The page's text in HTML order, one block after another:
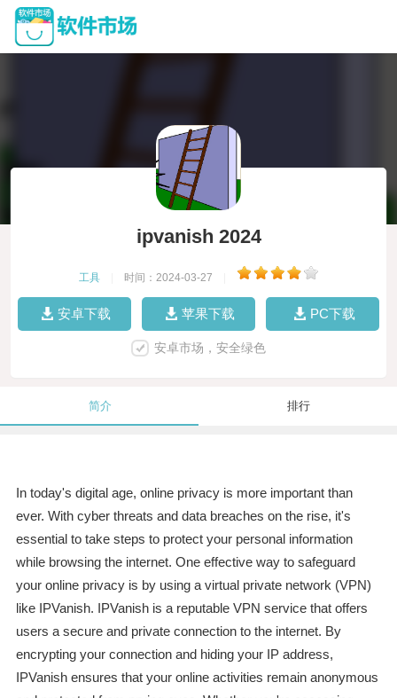
ipvanish 2024
工具 时间：2024-03-27
安卓下载 苹果下载 PC下载
安卓市场，安全绿色
简介 排行
In today's digital age, online privacy is more important than
ever. With cyber threats and data breaches on the rise, it's
essential to take steps to protect your personal information
while browsing the internet. One effective way to safeguard
your online privacy is by using a virtual private network (VPN)
like IPVanish. IPVanish is a reputable VPN service that offers
users a secure and private connection to the internet. By
encrypting your connection and hiding your IP address,
IPVanish ensures that your online activities remain anonymous